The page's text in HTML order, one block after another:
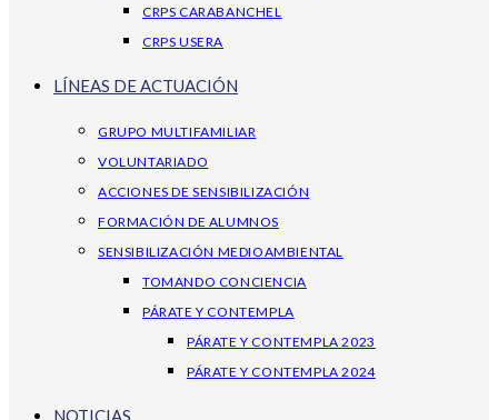
CRPS CARABANCHEL
CRPS USERA
LÍNEAS DE ACTUACIÓN
GRUPO MULTIFAMILIAR
VOLUNTARIADO
ACCIONES DE SENSIBILIZACIÓN
FORMACIÓN DE ALUMNOS
SENSIBILIZACIÓN MEDIOAMBIENTAL
TOMANDO CONCIENCIA
PÁRATE Y CONTEMPLA
PÁRATE Y CONTEMPLA 2023
PÁRATE Y CONTEMPLA 2024
NOTICIAS